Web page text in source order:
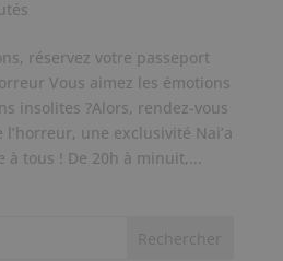
réservez votre passeport
Vous aimez les émotions
insolites ?Alors, rendez-vous
une exclusivité Nai’a
à tous ! De 20h à minuit,...